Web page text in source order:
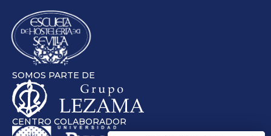
SOMOS PARTE DE
CENTRO COLABORADOR